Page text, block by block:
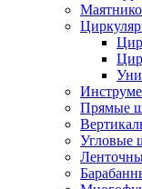
Прямые
Угловые